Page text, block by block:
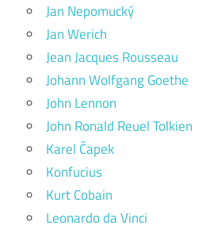
Jan Nepomucký
Jan Werich
Jean Jacques Rousseau
Johann Wolfgang Goethe
John Lennon
John Ronald Reuel Tolkien
Karel Čapek
Konfucius
Kurt Cobain
Leonardo da Vinci